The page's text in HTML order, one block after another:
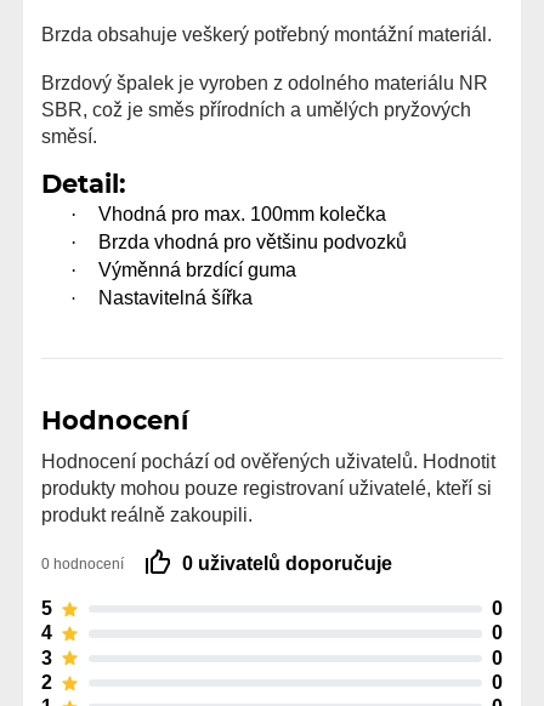
Brzda obsahuje veškerý potřebný montážní materiál.
Brzdový špalek je vyroben z odolného materiálu NR
SBR, což je směs přírodních a umělých pryžových
směsí.
Detail:
· Vhodná pro max. 100mm kolečka
· Brzda vhodná pro většinu podvozků
· Výměnná brzdícíguma
· Nastavitelná šířka
Hodnocení
Hodnocení pochází od ověřených uživatelů. Hodnotit
produkty mohou pouze registrovaní uživatelé, kteří si
produkt reálně zakoupili.
0 hodnocení 0 uživatelů doporučuje
5
0
4
0
3
0
2
0